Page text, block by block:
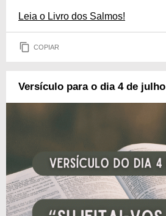
Leia o Livro dos Salmos!
COPIAR
Versículo para o dia 4 de julho